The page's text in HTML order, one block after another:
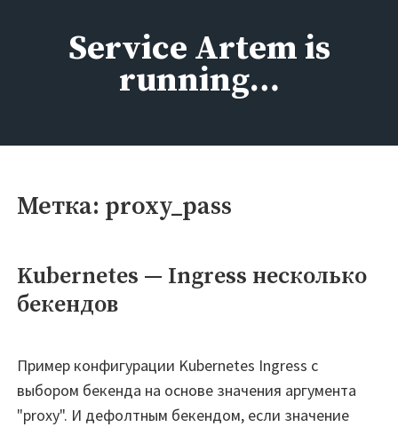
содержимомуService Artem is
running…
Метка: proxy_pass
Kubernetes — Ingress несколько
бекендов
Пример конфигурации Kubernetes Ingress с
выбором бекенда на основе значения аргумента
"proxy". И дефолтным бекендом, если значение